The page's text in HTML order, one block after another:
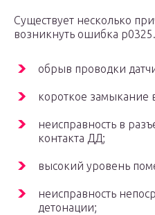
Существует несколько
возникнуть ошибка
обрыв проводки
короткое замыкание
неисправность в
контакта ДД;
высокий уровень
неисправность
детонации;